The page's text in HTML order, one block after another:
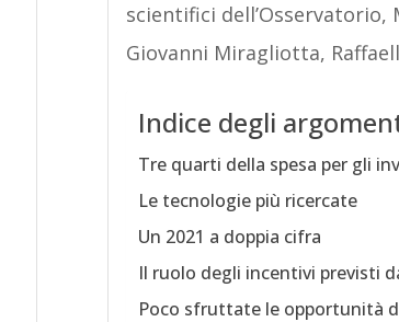
scientifici
Giovanni Miragliotta,
Indice degli
Tre quarti della spesa per gli
Le tecnologie più ricercate
Un 2021 a doppia cifra
Il ruolo degli incentivi previsti
Poco sfruttate le opportunità